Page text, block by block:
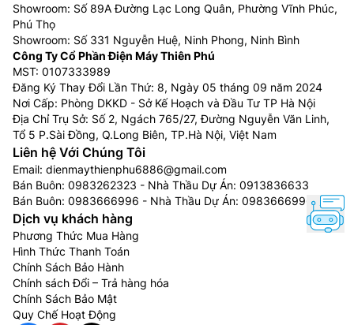
Showroom: Số 89A Đường Lạc Long Quân, Phường Vĩnh Phúc,
Phú Thọ
Showroom: Số 331 Nguyễn Huệ, Ninh Phong, Ninh Bình
Công Ty Cổ Phần Điện Máy Thiên Phú
MST: 0107333989
Đăng Ký Thay Đổi Lần Thứ: 8, Ngày 05 tháng 09 năm 2024
Nơi Cấp: Phòng DKKD - Sở Kế Hoạch và Đầu Tư TP Hà Nội
Địa Chỉ Trụ Sở: Số 2, Ngách 765/27, Đường Nguyễn Văn Linh,
Tổ 5 P.Sài Đồng, Q.Long Biên, TP.Hà Nội, Việt Nam
Liên hệ Với Chúng Tôi
Email: dienmaythienphu6886@gmail.com
Bán Buôn: 0983262323 - Nhà Thầu Dự Án: 0913836633
Bán Buôn: 0983666996 - Nhà Thầu Dự Án: 0983666996
Dịch vụ khách hàng
Phương Thức Mua Hàng
Hình Thức Thanh Toán
Chính Sách Bảo Hành
Chính sách Đổi – Trả hàng hóa
Chính Sách Bảo Mật
Quy Chế Hoạt Động